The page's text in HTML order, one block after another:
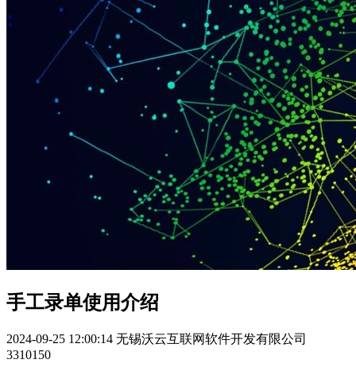
手工录单使用介绍
2024-09-25 12:00:14 无锡沃云互联网软件开发有限公司
3310150